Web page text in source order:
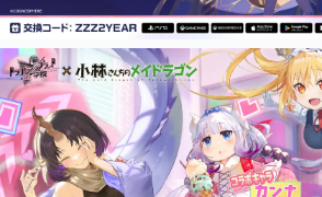
ピックアップ
電ファミのいま読まれている記事ランキング
アプリセール情報